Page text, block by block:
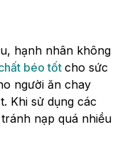
hạnh nhân không
béo tốt cho sức
người ăn chay
Khi sử dụng các
nạp quá nhiều